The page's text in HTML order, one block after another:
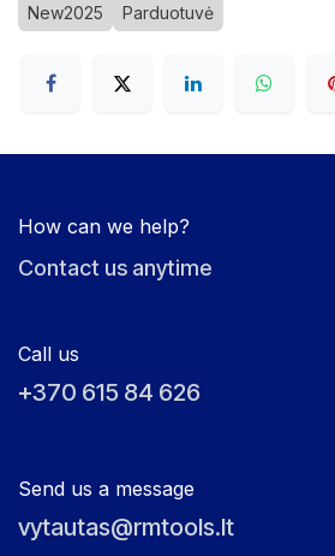
New2025 Parduotuvė
How can we help?
Contact us anytime
Call us
+370 615 84 626
Send us a message
vytautas@rmtools.lt